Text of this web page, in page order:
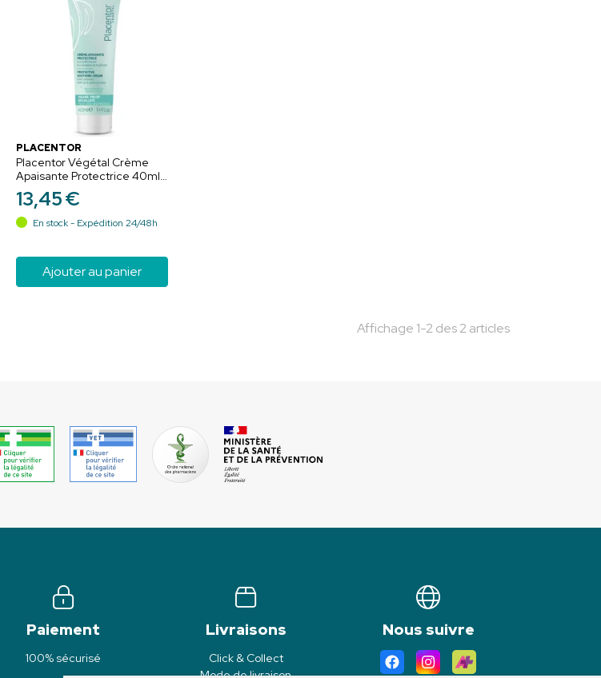
PLACENTOR
Placentor Végétal Crème
Apaisante Protectrice 40ml
– Anti-rougeurs et confort
13,45€
En stock - Expédition 24/48h
Ajouter au panier
Affichage 1-2 des 2 articles
Paiement
100% sécurisé
Livraisons
Click & Collect
Mode de livraison
Nous suivre